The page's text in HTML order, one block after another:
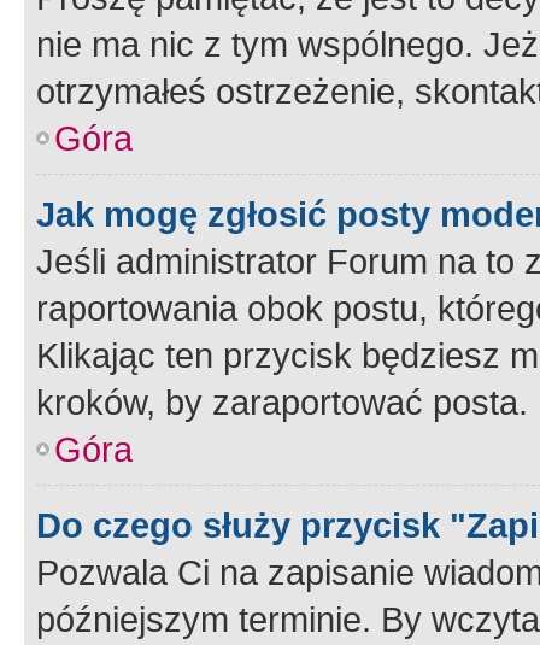
nie ma nic z tym wspólnego.
otrzymałeś ostrzeżenie,
Góra
Jak mogę zgłosić posty
Jeśli administrator Forum na to
raportowania obok postu,
Klikając ten przycisk będziesz
kroków, by zaraportować posta.
Góra
Do czego służy przycisk
Pozwala Ci na zapisanie
późniejszym terminie. By